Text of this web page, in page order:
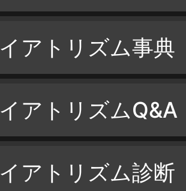
イアトリズム事典
イアトリズムQ&A
イアトリズム診断